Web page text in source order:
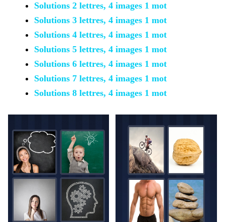
Solutions 2 lettres, 4 images 1 mot
Solutions 3 lettres, 4 images 1 mot
Solutions 4 lettres, 4 images 1 mot
Solutions 5 lettres, 4 images 1 mot
Solutions 6 lettres, 4 images 1 mot
Solutions 7 lettres, 4 images 1 mot
Solutions 8 lettres, 4 images 1 mot